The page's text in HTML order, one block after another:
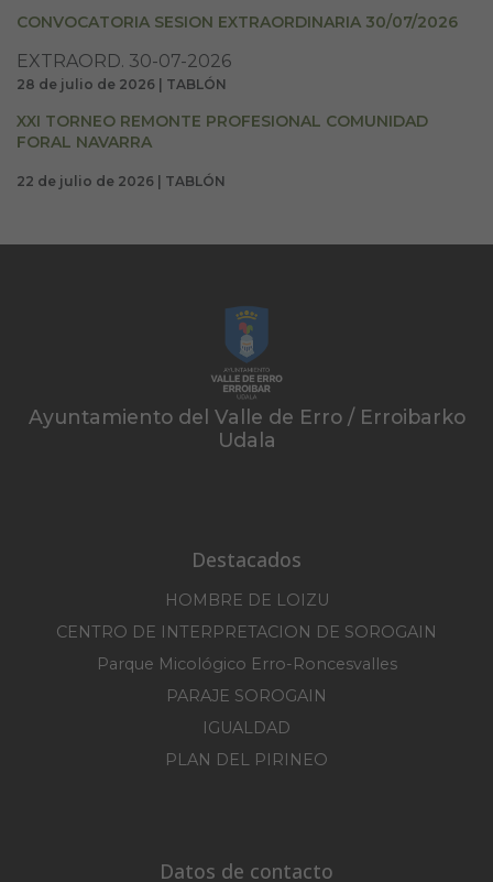
CONVOCATORIA SESION EXTRAORDINARIA 30/07/2026
EXTRAORD. 30-07-2026
28 de julio de 2026 | TABLÓN
XXI TORNEO REMONTE PROFESIONAL COMUNIDAD
FORAL NAVARRA
22 de julio de 2026 | TABLÓN
Ayuntamiento del Valle de Erro / Erroibarko
Udala
Destacados
HOMBRE DE LOIZU
CENTRO DE INTERPRETACION DE SOROGAIN
Parque Micológico Erro-Roncesvalles
PARAJE SOROGAIN
IGUALDAD
PLAN DEL PIRINEO
Datos de contacto